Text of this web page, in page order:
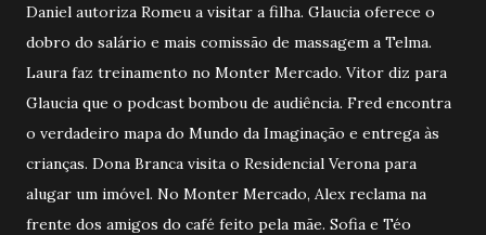
Daniel autoriza Romeu a visitar a filha. Glaucia oferece o
dobro do salário e mais comissão de massagem a Telma.
Laura faz treinamento no Monter Mercado. Vitor diz para
Glaucia que o podcast bombou de audiência. Fred encontra
o verdadeiro mapa do Mundo da Imaginação e entrega às
crianças. Dona Branca visita o Residencial Verona para
alugar um imóvel. No Monter Mercado, Alex reclama na
frente dos amigos do café feito pela mãe. Sofia e Téo